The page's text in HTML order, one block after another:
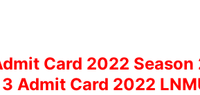
Card 2022
Admit Card 2022